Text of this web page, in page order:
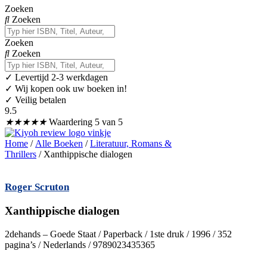
Zoeken
Zoeken
Zoeken
Zoeken
✓ Levertijd 2-3 werkdagen
✓ Wij kopen ook uw boeken in!
✓ Veilig betalen
9.5
★★★★★ Waardering 5 van 5
Home / Alle Boeken /Literatuur, Romans &
Thrillers / Xanthippische dialogen
Roger Scruton
Xanthippische dialogen
2dehands – Goede Staat / Paperback / 1ste druk / 1996 / 352
pagina’s / Nederlands / 9789023435365